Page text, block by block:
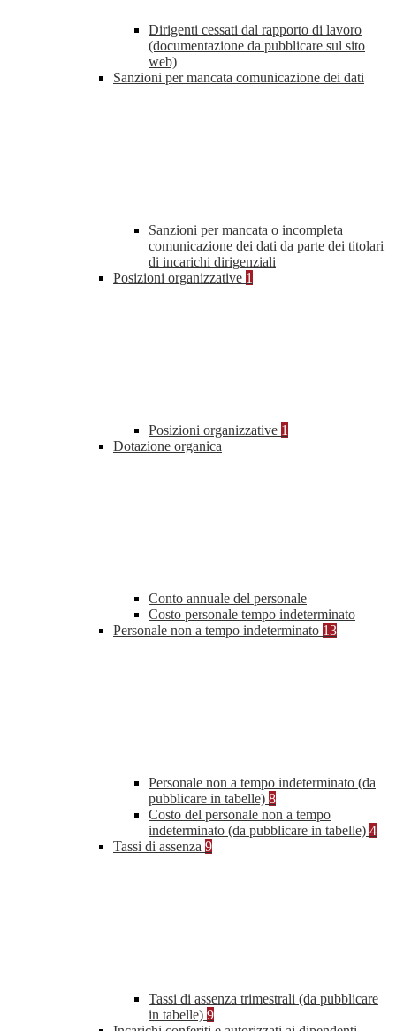
Dirigenti cessati dal rapporto di lavoro
(documentazione da pubblicare sul sito
web)
Sanzioni per mancata comunicazione dei dati
Sanzioni per mancata o incompleta
comunicazione dei dati da parte dei titolari
di incarichi dirigenziali
Posizioni organizzative 1
Posizioni organizzative 1
Dotazione organica
Conto annuale del personale
Costo personale tempo indeterminato
Personale non a tempo indeterminato 13
Personale non a tempo indeterminato (da
pubblicare in tabelle) 8
Costo del personale non a tempo
indeterminato (da pubblicare in tabelle) 4
Tassi di assenza 9
Tassi di assenza trimestrali (da pubblicare
in tabelle) 9